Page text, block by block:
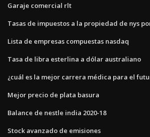
Garaje comercial rlt
Tasas de impuestos a la propiedad de nys
Lista de empresas compuestas nasdaq
Tasa de libra esterlina a dólar australiano
¿cuál es la mejor carrera médica para el
Mejor precio de plata basura
Balance de nestle india 2020-18
Stock avanzado de emisiones